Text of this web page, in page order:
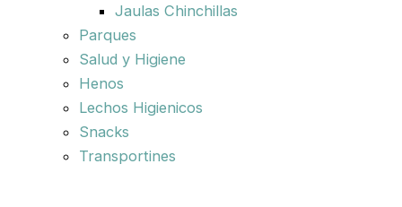
Jaulas Chinchillas
Parques
Salud y Higiene
Henos
Lechos Higienicos
Snacks
Transportines